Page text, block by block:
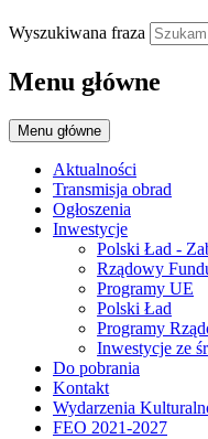
Wyszukiwana fraza
Menu główne
Menu główne
Aktualności
Transmisja obrad
Ogłoszenia
Inwestycje
Polski Ład -
Rządowy
Programy UE
Polski Ład
Programy
Inwestycje ze
Do pobrania
Kontakt
Wydarzenia
FEO 2021-2027